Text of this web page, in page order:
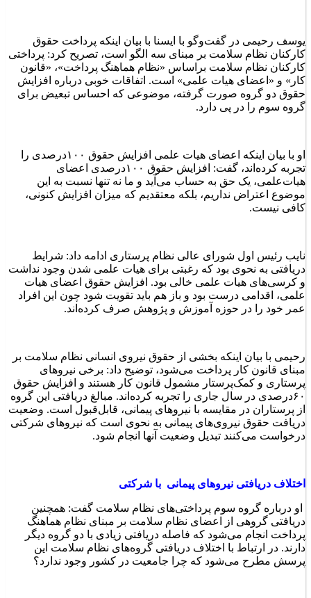
یوسف رحیمی در گفت‌وگو با ایسنا با بیان اینکه پرداخت حقوق
کارکنان نظام سلامت بر مبنای سه الگو است، تصریح کرد: پرداختی
کارکنان نظام سلامت براساس «نظام هماهنگ پرداخت»، «قانون
کار» و «اعضای هیات علمی» است. اتفاقات خوبی درباره افزایش
حقوق دو گروه صورت گرفته، موضوعی که احساس تبعیض برای
گروه سوم را در پی دارد.
او با بیان اینکه اعضای هیات علمی افزایش حقوق ۱۰۰درصدی را
تجربه کرده‌اند، گفت: افزایش حقوق ۱۰۰درصدی اعضای
هیات‌علمی، یک حق به حساب می‌آید و ما نه تنها نسبت به این
موضوع اعتراض نداریم، بلکه معتقدیم که میزان افزایش کنونی،
کافی نیست.
نایب‌ رئیس اول شورای عالی نظام پرستاری ادامه داد: شرایط
دریافتی به نحوی بود که رغبتی برای هیات علمی شدن وجود نداشت
و کرسی‌های هیات علمی خالی بود. افزایش حقوق اعضای هیات
علمی، اقدامی درست بود و باز هم باید تقویت شود چون این افراد
عمر خود را در حوزه آموزش و پژوهش صرف‌ کرده‌اند.
رحیمی با بیان اینکه بخشی از حقوق نیروی انسانی نظام سلامت بر
مبنای قانون کار پرداخت می‌شود، توضیح داد: برخی نیروهای
پرستاری و کمک‌پرستار مشمول قانون کار هستند و افزایش حقوق
۶۰درصدی در سال جاری را تجربه کرده‌اند. مبالغ دریافتی این گروه
از پرستاران در مقایسه با نیروهای پیمانی، قابل‌قبول است. وضعیت
دریافت حقوق نیروی‌های پیمانی به نحوی است که نیروهای شرکتی
درخواست می‌کنند تبدیل وضعیت آنها انجام شود.
اختلاف دریافتی نیروهای پیمانی با شرکتی
او درباره گروه سوم پرداختی‌های نظام سلامت گفت: همچنین
دریافتی گروهی از اعضای نظام سلامت بر مبنای نظام هماهنگ
پرداخت انجام می‌شود که فاصله دریافتی زیادی با دو گروه دیگر
دارند. در ارتباط با اختلاف دریافتی گروه‌های نظام سلامت این
پرسش مطرح می‌شود که چرا جامعیت در کشور وجود ندارد؟